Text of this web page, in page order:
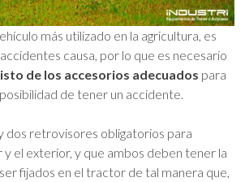
más utilizado en la agricultura, es
causa, por lo que es necesario
de los accesorios adecuados para
de tener un accidente.
dos retrovisores obligatorios para
el exterior, y que ambos deben tener la
fijados en el tractor de tal manera que,